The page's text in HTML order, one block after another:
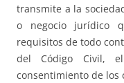
transmite a la
o negocio jurídico
requisitos de todo
del Código Civil,
consentimiento de los